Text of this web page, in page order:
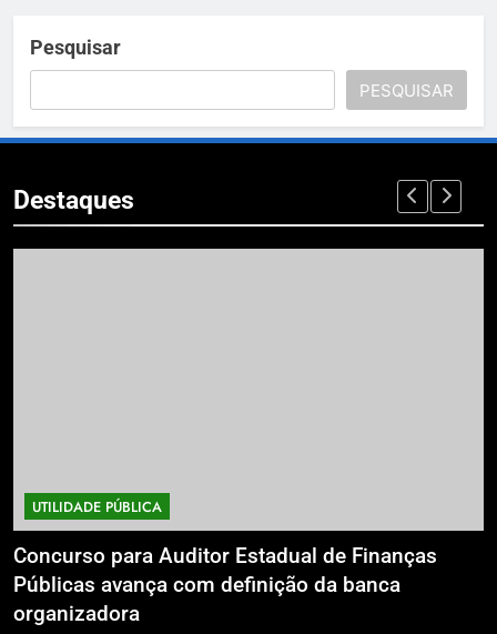
Pesquisar
PESQUISAR
Destaques
UTILIDADE PÚBLICA
Concurso para Auditor Estadual de Finanças
Públicas avança com definição da banca
organizadora